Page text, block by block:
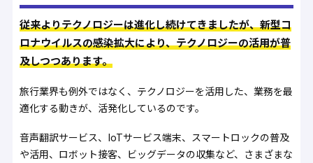
従来よりテクノロジーは進化し続けてきましたが、新型コ
ロナウイルスの感染拡大により、テクノロジーの活用が普
及しつつあります。
旅行業界も例外ではなく、テクノロジーを活用した、業務を最
適化する動きが、活発化しているのです。
音声翻訳サービス、IoTサービス端末、スマートロックの普及
や活用、ロボット接客、ビッグデータの収集など、さまざまな